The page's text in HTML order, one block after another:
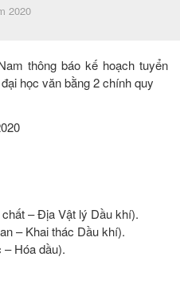
2020
thông báo kế hoạch tuyển
học văn bằng 2 chính quy
– Địa Vật lý Dầu khí).
– Khai thác Dầu khí).
Hóa dầu).